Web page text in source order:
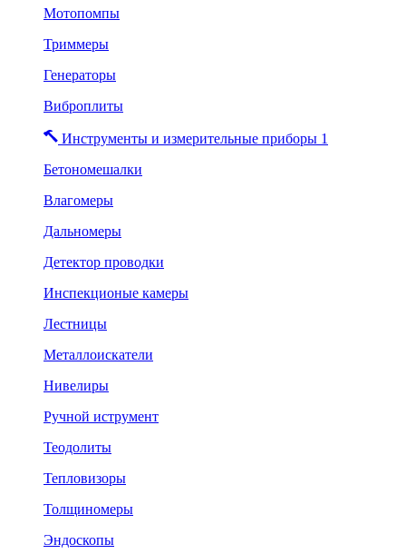
Мотопомпы
Триммеры
Генераторы
Виброплиты
Инструменты и измерительные приборы 1
Бетономешалки
Влагомеры
Дальномеры
Детектор проводки
Инспекционые камеры
Лестницы
Металлоискатели
Нивелиры
Ручной иструмент
Теодолиты
Тепловизоры
Толщиномеры
Эндоскопы